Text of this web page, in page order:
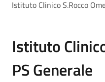
Istituto Clinico S.Rocco
Istituto
PS Generale